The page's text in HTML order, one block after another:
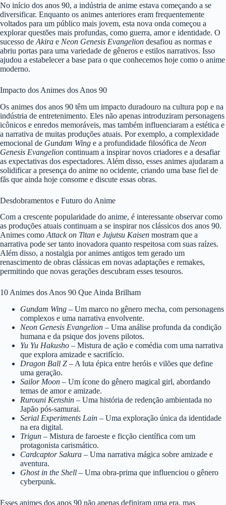
No início dos anos 90, a indústria de anime estava começando a se
diversificar. Enquanto os animes anteriores eram frequentemente
voltados para um público mais jovem, esta nova onda começou a
explorar questões mais profundas, como guerra, amor e identidade. O
sucesso de Akira e Neon Genesis Evangelion desafiou as normas e
abriu portas para uma variedade de gêneros e estilos narrativos. Isso
ajudou a estabelecer a base para o que conhecemos hoje como o anime
moderno.
Impacto dos Animes dos Anos 90
Os animes dos anos 90 têm um impacto duradouro na cultura pop e na
indústria de entretenimento. Eles não apenas introduziram personagens
icônicos e enredos memoráveis, mas também influenciaram a estética e
a narrativa de muitas produções atuais. Por exemplo, a complexidade
emocional de Gundam Wing e a profundidade filosófica de Neon
Genesis Evangelion continuam a inspirar novos criadores e a desafiar
as expectativas dos espectadores. Além disso, esses animes ajudaram a
solidificar a presença do anime no ocidente, criando uma base fiel de
fãs que ainda hoje consome e discute essas obras.
Desdobramentos e Futuro do Anime
Com a crescente popularidade do anime, é interessante observar como
as produções atuais continuam a se inspirar nos clássicos dos anos 90.
Animes comoAttack on Titan e Jujutsu Kaisen mostram que a
narrativa pode ser tanto inovadora quanto respeitosa com suas raízes.
Além disso, a nostalgia por animes antigos tem gerado um
renascimento de obras clássicas em novas adaptações e remakes,
permitindo que novas gerações descubram esses tesouros.
10 Animes dos Anos 90 Que Ainda Brilham
Gundam Wing – Um marco no gênero mecha, com personagens
complexos e uma narrativa envolvente.
Neon Genesis Evangelion – Uma análise profunda da condição
humana e da psique dos jovens pilotos.
Yu Yu Hakusho – Mistura de ação e comédia com uma narrativa
que explora amizade e sacrifício.
Dragon Ball Z – A luta épica entre heróis e vilões que define
uma geração.
Sailor Moon – Um ícone do gênero magical girl, abordando
temas de amor e amizade.
Rurouni Kenshin – Uma história de redenção ambientada no
Japão pós-samurai.
Serial Experiments Lain – Uma exploração única da identidade
na era digital.
Trigun – Mistura de faroeste e ficção científica com um
protagonista carismático.
Cardcaptor Sakura – Uma narrativa mágica sobre amizade e
aventura.
Ghost in the Shell – Uma obra-prima que influenciou o gênero
cyberpunk.
Esses animes dos anos 90 não apenas definiram uma era, mas